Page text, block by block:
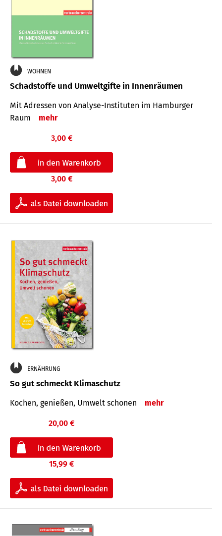
WOHNEN
Schadstoffe und Umweltgifte in Innenräumen
Mit Adressen von Analyse-Insti­tuten im Hamburger
Raum
mehr
3,00 €
3,00 €
ERNÄHRUNG
So gut schmeckt Klimaschutz
Kochen, genießen, Umwelt schonen mehr
20,00 €
15,99 €